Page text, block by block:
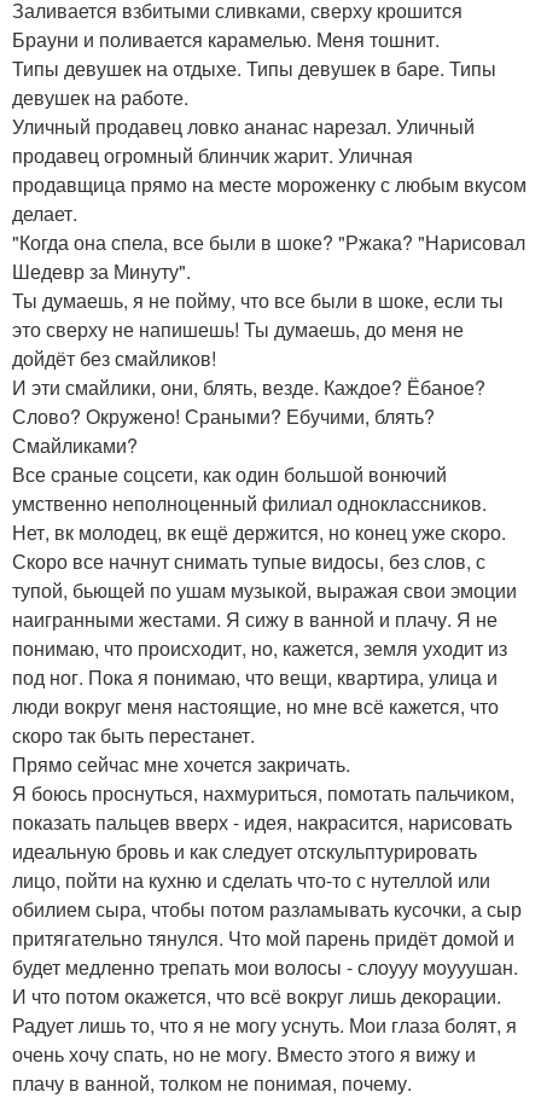
Заливается взбитыми сливками, сверху крошится
Брауни и поливается карамелью. Меня тошнит.
Типы девушек на отдыхе. Типы девушек в баре. Типы
девушек на работе.
Уличный продавец ловко ананас нарезал. Уличный
продавец огромный блинчик жарит. Уличная
продавщица прямо на месте мороженку с любым вкусом
делает.
"Когда она спела, все были в шоке? "Ржака? "Нарисовал
Шедевр за Минуту".
Ты думаешь, я не пойму, что все были в шоке, если ты
это сверху не напишешь! Ты думаешь, до меня не
дойдёт без смайликов!
И эти смайлики, они, блять, везде. Каждое? Ёбаное?
Слово? Окружено! Сраными? Ебучими, блять?
Смайликами?
Все сраные соцсети, как один большой вонючий
умственно неполноценный филиал одноклассников.
Нет, вк молодец, вк ещё держится, но конец уже скоро.
Скоро все начнут снимать тупые видосы, без слов, с
тупой, бьющей по ушам музыкой, выражая свои эмоции
наигранными жестами. Я сижу в ванной и плачу. Я не
понимаю, что происходит, но, кажется, земля уходит из
под ног. Пока я понимаю, что вещи, квартира, улица и
люди вокруг меня настоящие, но мне всё кажется, что
скоро так быть перестанет.
Прямо сейчас мне хочется закричать.
Я боюсь проснуться, нахмуриться, помотать пальчиком,
показать пальцев вверх - идея, накрасится, нарисовать
идеальную бровь и как следует отскульптурировать
лицо, пойти на кухню и сделать что-то с нутеллой или
обилием сыра, чтобы потом разламывать кусочки, а сыр
притягательно тянулся. Что мой парень придёт домой и
будет медленно трепать мои волосы - слоууу моууушан.
И что потом окажется, что всё вокруг лишь декорации.
Радует лишь то, что я не могу уснуть. Мои глаза болят, я
очень хочу спать, но не могу. Вместо этого я вижу и
плачу в ванной, толком не понимая, почему.